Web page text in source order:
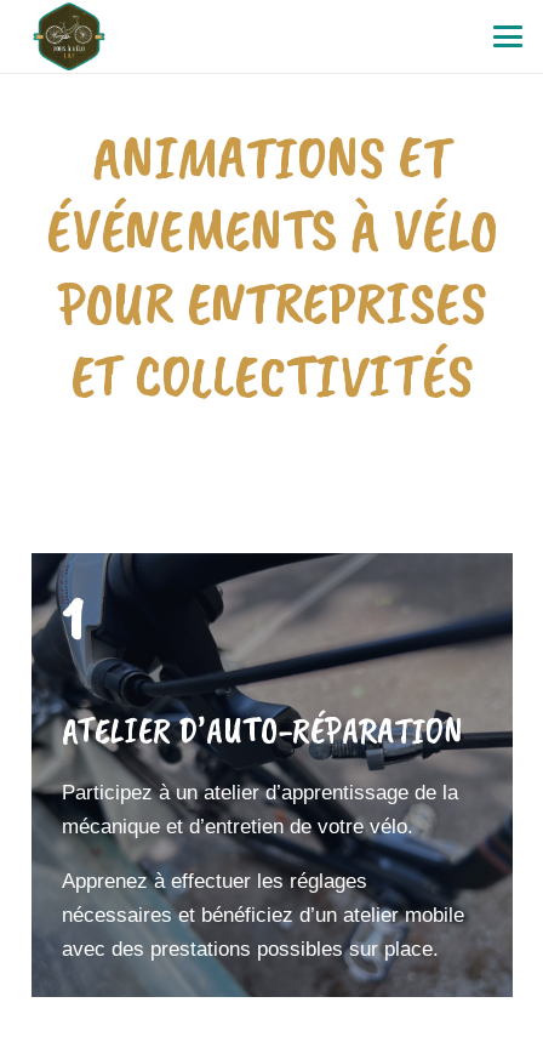
ANIMATIONS ET
ÉVÉNEMENTS À VÉLO
POUR ENTREPRISES
ET COLLECTIVITÉS
1
ATELIER D’AUTO-RÉPARATION
Participez à un atelier d’apprentissage de la
mécanique et d’entretien de votre vélo.
Apprenez à effectuer les réglages
nécessaires et bénéficiez d’un atelier mobile
avec des prestations possibles sur place.